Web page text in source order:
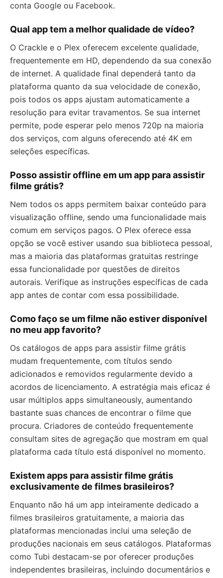
conta Google ou Facebook.
Qual app tem a melhor qualidade de vídeo?
O Crackle e o Plex oferecem excelente qualidade,
frequentemente em HD, dependendo da sua conexão
de internet. A qualidade final dependerá tanto da
plataforma quanto da sua velocidade de conexão,
pois todos os apps ajustam automaticamente a
resolução para evitar travamentos. Se sua internet
permite, pode esperar pelo menos 720p na maioria
dos serviços, com alguns oferecendo até 4K em
seleções específicas.
Posso assistir offline em um app para assistir
filme grátis?
Nem todos os apps permitem baixar conteúdo para
visualização offline, sendo uma funcionalidade mais
comum em serviços pagos. O Plex oferece essa
opção se você estiver usando sua biblioteca pessoal,
mas a maioria das plataformas gratuitas restringe
essa funcionalidade por questões de direitos
autorais. Verifique as instruções específicas de cada
app antes de contar com essa possibilidade.
Como faço se um filme não estiver disponível
no meu app favorito?
Os catálogos de apps para assistir filme grátis
mudam frequentemente, com títulos sendo
adicionados e removidos regularmente devido a
acordos de licenciamento. A estratégia mais eficaz é
usar múltiplos apps simultaneously, aumentando
bastante suas chances de encontrar o filme que
procura. Criadores de conteúdo frequentemente
consultam sites de agregação que mostram em qual
plataforma cada título está disponível no momento.
Existem apps para assistir filme grátis
exclusivamente de filmes brasileiros?
Enquanto não há um app inteiramente dedicado a
filmes brasileiros gratuitamente, a maioria das
plataformas mencionadas inclui uma seleção de
produções nacionais em seus catálogos. Plataformas
como Tubi destacam-se por oferecer produções
independentes brasileiras, incluindo documentários e